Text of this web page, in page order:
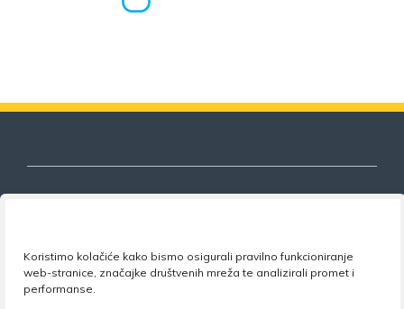
Koristimo kolačiće kako bismo osigurali pravilno funkcioniranje
web-stranice, značajke društvenih mreža te analizirali promet i
performanse.
Nezavisni sindikat znanosti i visokog
obrazovanja